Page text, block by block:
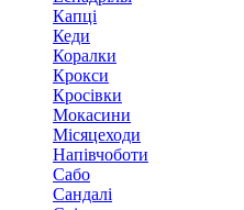
Капці
Кеди
Коралки
Крокси
Кросівки
Мокасини
Місяцеходи
Напівчоботи
Сабо
Сандалі